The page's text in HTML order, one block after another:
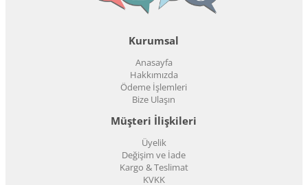
Kurumsal
Anasayfa
Hakkımızda
Ödeme İşlemleri
Bize Ulaşın
Müşteri İlişkileri
Üyelik
Değişim ve İade
Kargo & Teslimat
KVKK